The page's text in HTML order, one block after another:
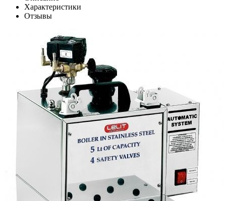
Характеристики
Отзывы